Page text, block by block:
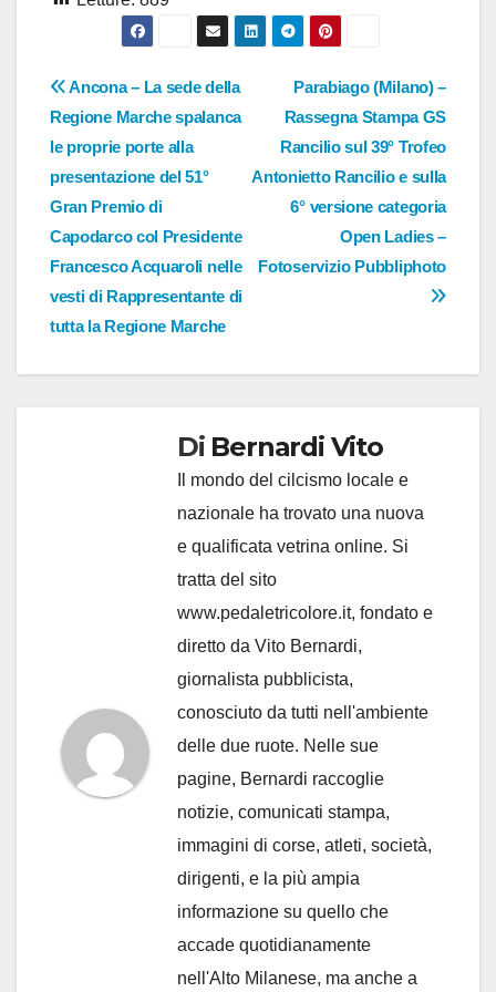
Navigazione
articoli
Parabiago (Milano) –
Rassegna Stampa GS
Rancilio sul 39° Trofeo
Antonietto Rancilio e sulla
6° versione categoria
Open Ladies –
Fotoservizio Pubbliphoto
Ancona – La sede della
Regione Marche spalanca
le proprie porte alla
presentazione del 51°
Gran Premio di
Capodarco col Presidente
Francesco Acquaroli nelle
vesti di Rappresentante di
tutta la Regione Marche
Di Bernardi Vito
Il mondo del cilcismo locale e
nazionale ha trovato una nuova
e qualificata vetrina online. Si
tratta del sito
www.pedaletricolore.it, fondato e
diretto da Vito Bernardi,
giornalista pubblicista,
conosciuto da tutti nell'ambiente
delle due ruote. Nelle sue
pagine, Bernardi raccoglie
notizie, comunicati stampa,
immagini di corse, atleti, società,
dirigenti, e la più ampia
informazione su quello che
accade quotidianamente
nell'Alto Milanese, ma anche a